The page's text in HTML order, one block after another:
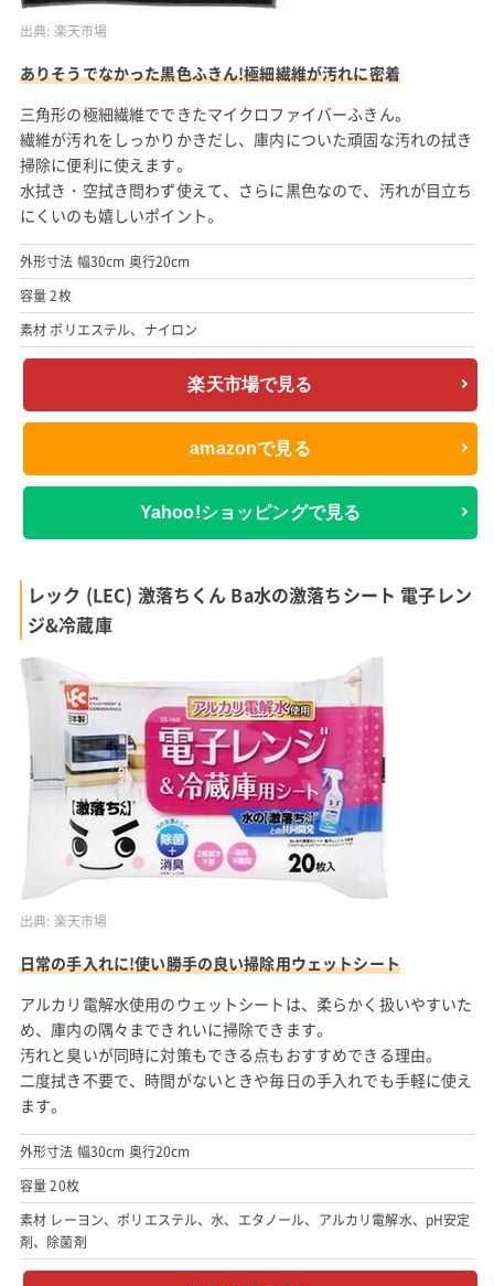
出典: 楽天市場
ありそうでなかった黒色ふきん!極細繊維が汚れに密着
三角形の極細繊維でできたマイクロファイバーふきん。
繊維が汚れをしっかりかきだし、庫内についた頑固な汚れの拭き
掃除に便利に使えます。
水拭き・空拭き問わず使えて、さらに黒色なので、汚れが目立ち
にくいのも嬉しいポイント。
外形寸法 幅30cm 奥行20cm
容量 2枚
素材 ポリエステル、ナイロン
楽天市場で見る
amazonで見る
Yahoo!ショッピングで見る
レック (LEC) 激落ちくん Ba水の激落ちシート 電子レン
ジ&冷蔵庫
出典: 楽天市場
日常の手入れに!使い勝手の良い掃除用ウェットシート
アルカリ電解水使用のウェットシートは、柔らかく扱いやすいた
め、庫内の隅々まできれいに掃除できます。
汚れと臭いが同時に対策もできる点もおすすめできる理由。
二度拭き不要で、時間がないときや毎日の手入れでも手軽に使え
ます。
外形寸法 幅30cm 奥行20cm
容量 20枚
素材 レーヨン、ポリエステル、水、エタノール、アルカリ電解水、pH安定
剤、除菌剤